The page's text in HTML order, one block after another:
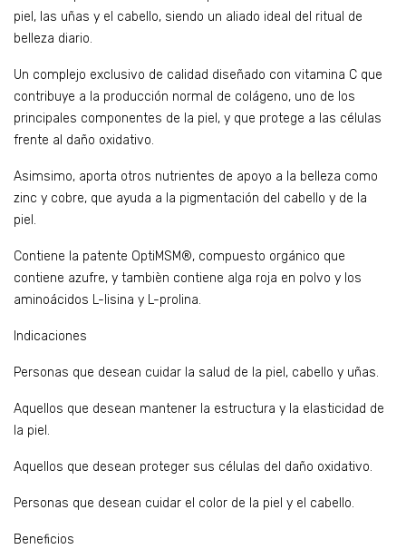
piel, las uñas y el cabello, siendo un aliado ideal del ritual de
belleza diario.
Un complejo exclusivo de calidad diseñado con vitamina C que
contribuye a la producción normal de colágeno, uno de los
principales componentes de la piel, y que protege a las células
frente al daño oxidativo.
Asimsimo, aporta otros nutrientes de apoyo a la belleza como
zinc y cobre, que ayuda a la pigmentación del cabello y de la
piel.
Contiene la patente OptiMSM®, compuesto orgánico que
contiene azufre, y tambièn contiene alga roja en polvo y los
aminoácidos L-lisina y L-prolina.
Indicaciones
Personas que desean cuidar la salud de la piel, cabello y uñas.
Aquellos que desean mantener la estructura y la elasticidad de
la piel.
Aquellos que desean proteger sus células del daño oxidativo.
Personas que desean cuidar el color de la piel y el cabello.
Beneficios